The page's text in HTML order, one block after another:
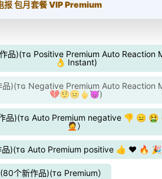
包月套餐 VIP Premium
品)(ᴛɢ Positive Premium Auto
👌 Instant)
品)(ᴛɢ Negative Premium Auto
💔🤨😐🖕😈)
品)(ᴛɢ Auto Premium negative 👎 😑
🤦）
品)(ᴛɢ Auto Premium positive 👍 ❤️ 🔥
个新作品)(ᴛɢ Premium）